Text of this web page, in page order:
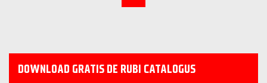
DOWNLOAD GRATIS DE RUBI CATALOGUS